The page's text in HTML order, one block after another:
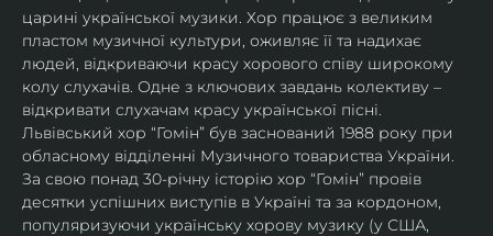
царині української музики. Хор працює з великим
пластом музичної культури, оживляє її та надихає
людей, відкриваючи красу хорового співу широкому
колу слухачів. Одне з ключових завдань колективу –
відкривати слухачам красу української пісні.
Львівський хор “Гомін” був заснований 1988 року при
обласному відділенні Музичного товариства України.
За свою понад 30-річну історію хор “Гомін” провів
десятки успішних виступів в Україні та за кордоном,
популяризуючи українську хорову музику (у США,